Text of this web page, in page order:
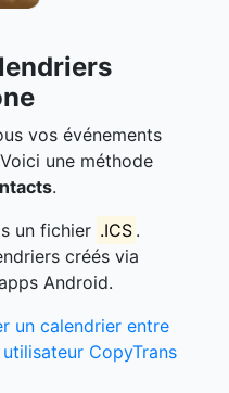
vos événements
une méthode
.
un fichier .ICS .
créés via
Android.
un calendrier entre
utilisateur CopyTrans